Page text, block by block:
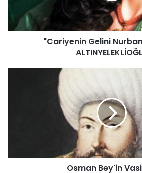
"Cariyenin Gelini
Osman Bey'in